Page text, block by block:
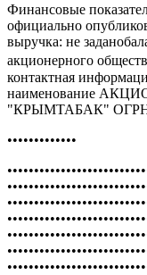
Финансовые
официально
выручка: не
акционерного
контактная
наименование
"КРЫМТАБАК" ОГРН :
•••••••••••••